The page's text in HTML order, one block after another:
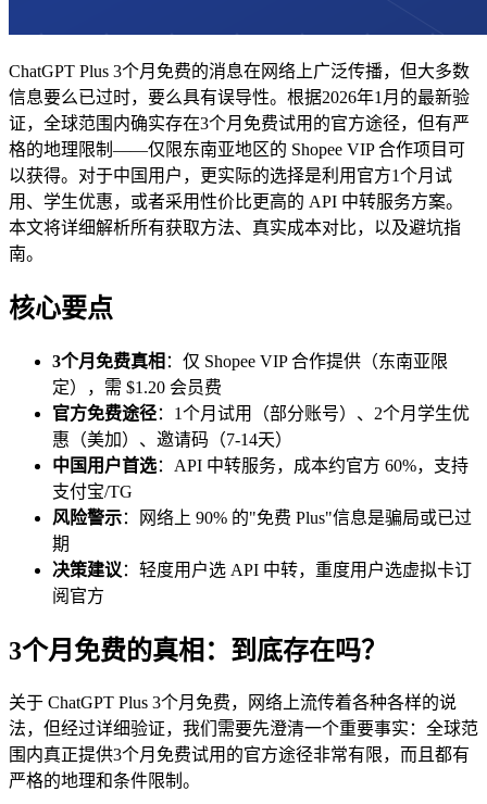
ChatGPT Plus 3个月免费的消息在网络上广泛传播，但大多数
信息要么已过时，要么具有误导性。根据2026年1月的最新验
证，全球范围内确实存在3个月免费试用的官方途径，但有严
格的地理限制——仅限东南亚地区的 Shopee VIP 合作项目可
以获得。对于中国用户，更实际的选择是利用官方1个月试
用、学生优惠，或者采用性价比更高的 API 中转服务方案。
本文将详细解析所有获取方法、真实成本对比，以及避坑指
南。
核心要点
3个月免费真相 ：仅 Shopee VIP 合作提供（东南亚限
定），需 $1.20 会员费
官方免费途径：1个月试用（部分账号）、2个月学生优
惠（美加）、邀请码（7-14天）
中国用户首选：API 中转服务，成本约官方 60%，支持
支付宝/TG
风险警示：网络上 90% 的"免费 Plus"信息是骗局或已过
期
决策建议 ：轻度用户选 API 中转，重度用户选虚拟卡订
阅官方
3个月免费的真相：到底存在吗？
关于 ChatGPT Plus 3个月免费，网络上流传着各种各样的说
法，但经过详细验证，我们需要先澄清一个重要事实：全球范
围内真正提供3个月免费试用的官方途径非常有限，而且都有
严格的地理和条件限制。